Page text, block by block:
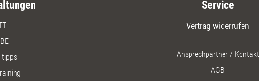
Service
Vertrag widerrufen
Ansprechpartner / Kontakt
AGB